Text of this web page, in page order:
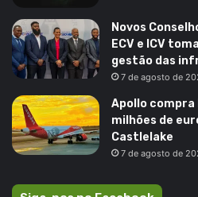
Novos
ECV e ICV
gestão das
7 de agosto de
Apollo compra
milhões de
Castlelake
7 de agosto de